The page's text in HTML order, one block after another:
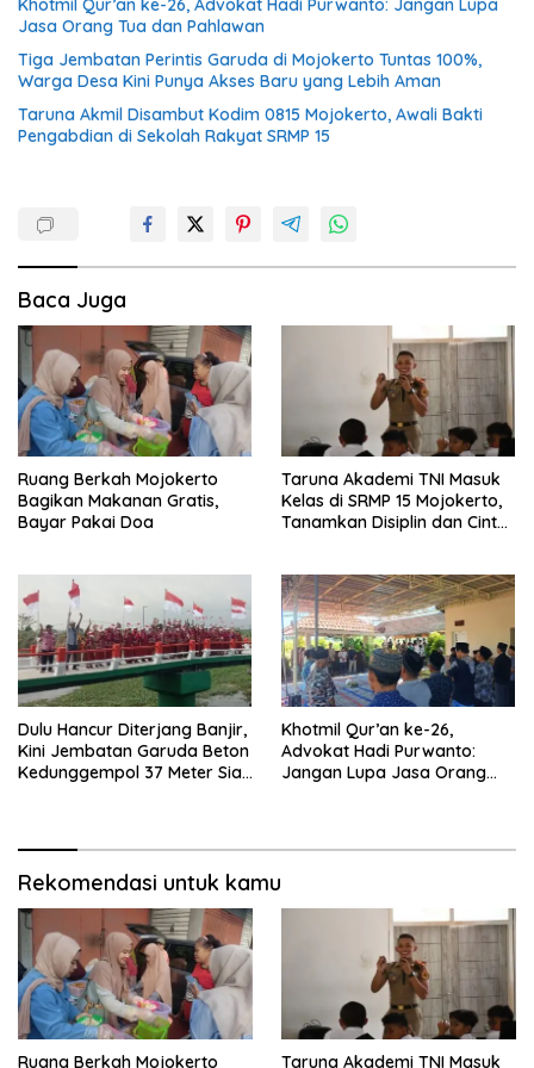
Khotmil Qur’an ke-26, Advokat Hadi Purwanto: Jangan Lupa
Jasa Orang Tua dan Pahlawan
Tiga Jembatan Perintis Garuda di Mojokerto Tuntas 100%,
Warga Desa Kini Punya Akses Baru yang Lebih Aman
Taruna Akmil Disambut Kodim 0815 Mojokerto, Awali Bakti
Pengabdian di Sekolah Rakyat SRMP 15
Baca Juga
Ruang Berkah Mojokerto
Bagikan Makanan Gratis,
Bayar Pakai Doa
Taruna Akademi TNI Masuk
Kelas di SRMP 15 Mojokerto,
Tanamkan Disiplin dan Cinta
Dulu Hancur Diterjang Banjir,
Kini Jembatan Garuda Beton
Kedunggempol 37 Meter Siap
Khotmil Qur’an ke-26,
Advokat Hadi Purwanto:
Jangan Lupa Jasa Orang
Rekomendasi untuk kamu
Ruang Berkah Mojokerto Taruna Akademi TNI Masuk